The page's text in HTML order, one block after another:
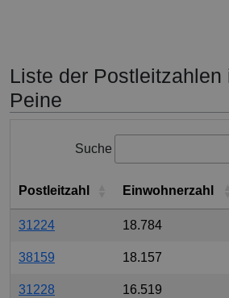
Liste der Postleitzahlen
Peine
Suche
Postleitzahl Einwohnerzahl
31224 18.784
38159 18.157
31228 16.519